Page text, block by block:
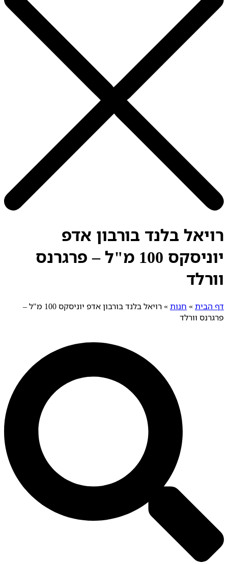
רויאל בלנד בורבון אדפ
יוניסקס 100 מ"ל – פרגרנס
וורלד
דף הבית»חנות»
רויאל בלנד בורבון אדפ יוניסקס 100 מ"ל –
פרגרנס וורלד